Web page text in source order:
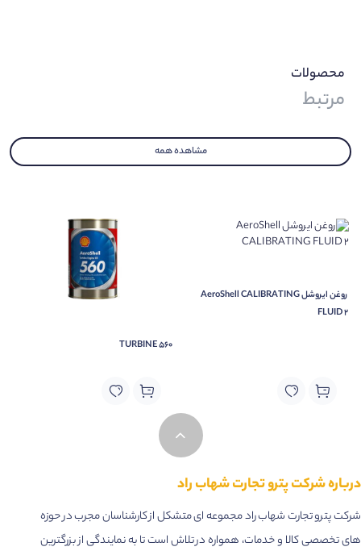
محصولات
مرتبط
مشاهده همه
روغن ایروشل AeroShell CALIBRATING
FLUID 2
TURBINE 560
درباره شرکت پترو تجارت شهاب راد
شرکت پترو تجارت شهاب راد مجموعه ای متشکل از کارشناسان مجرب در حوزه
های تخصصی کالا و خدمات، همواره در تلاش است تا به نمایندگی از بزرگترین